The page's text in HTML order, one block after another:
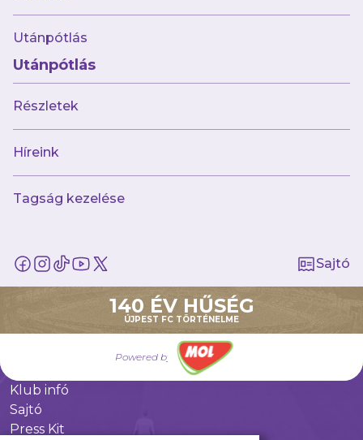
Utánpótlás
Utánpótlás
Részletek
Híreink
Tagság kezelése
Sajtó
140 ÉV HŰSÉG
ÚJPEST FC TÖRTÉNELME
Powered by
Múltunk
Történelmünk
Jelenünk
Híreink
Csapataink
Galéria
Utánpótlás
Babaváró
Újpest FC
Klub infó
Sajtó
Press Kit